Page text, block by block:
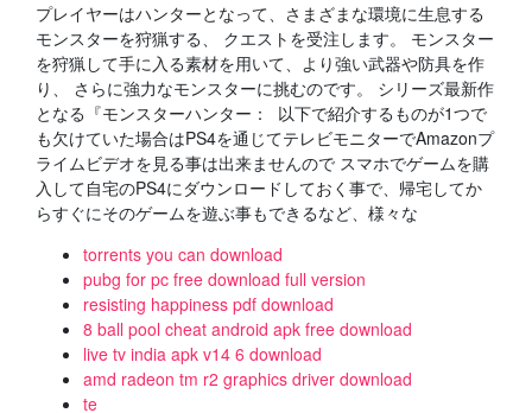
プレイヤーはハンターとなって、さまざまな環境に生息する
モンスターを狩猟する、 クエストを受注します。 モンスター
を狩猟して手に入る素材を用いて、より強い武器や防具を作
り、 さらに強力なモンスターに挑むのです。 シリーズ最新作
となる『モンスターハンター： 以下で紹介するものが1つで
も欠けていた場合はPS4を通じてテレビモニターでAmazonプ
ライムビデオを見る事は出来ませんので スマホでゲームを購
入して自宅のPS4にダウンロードしておく事で、帰宅してか
らすぐにそのゲームを遊ぶ事もできるなど、様々な
torrents you can download
pubg for pc free download full version
resisting happiness pdf download
8 ball pool cheat android apk free download
live tv india apk v14 6 download
amd radeon tm r2 graphics driver download
te